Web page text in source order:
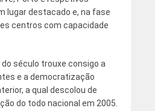
lugar destacado e, na fase
centros com capacidade
do século trouxe consigo a
e a democratização
a qual descolou de
do todo nacional em 2005.